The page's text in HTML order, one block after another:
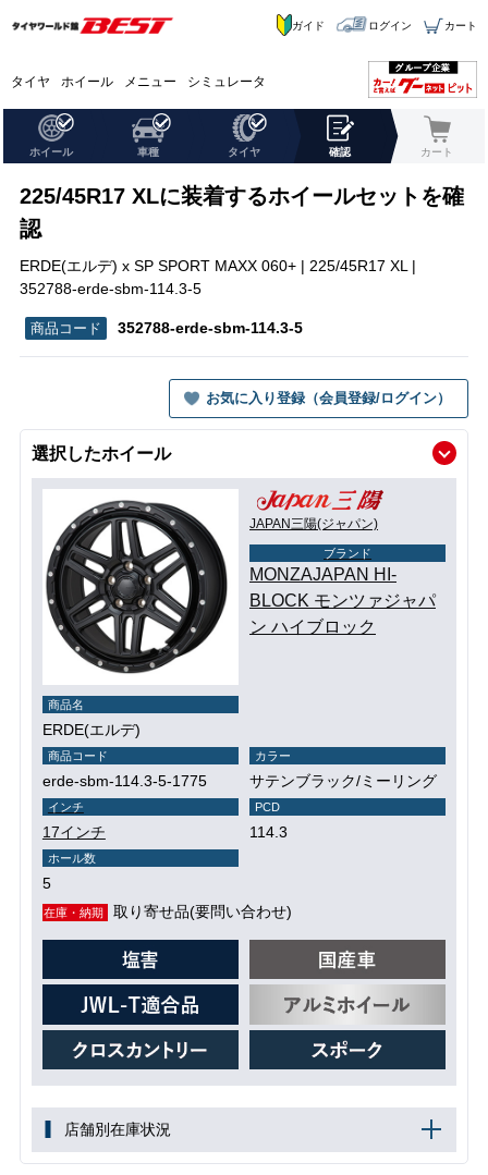
タイヤ ホイール メニュー シミュレータ
ガイド ログイン カート
ホイール 車種 タイヤ 確認 カート
225/45R17 XLに装着するホイールセットを確
認
ERDE(エルデ) x SP SPORT MAXX 060+ | 225/45R17 XL |
352788-erde-sbm-114.3-5
352788-erde-sbm-114.3-5
お気に入り登録（会員登録/ログイン）
選択したホイール
JAPAN三陽(ジャパン)
ブランド
MONZAJAPAN HI-
BLOCK モンツァジャパ
ン ハイブロック
商品名
ERDE(エルデ)
商品コード
erde-sbm-114.3-5-1775
カラー
サテンブラック/ミーリング
インチ
17インチ
PCD
114.3
ホール数
5
在庫・納期 取り寄せ品(要問い合わせ)
店舗別在庫状況